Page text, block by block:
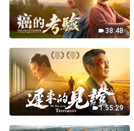
38:48
1:55:29